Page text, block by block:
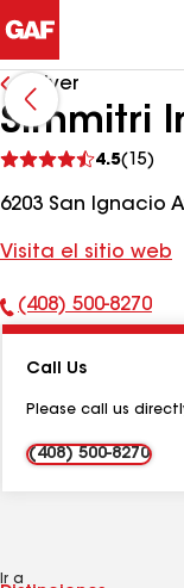
Volver
Simmitri
4.5(15)
comentarios
6203 San Ignacio
Visita el sitio web
Número
teléfono:
(408) 500-8270
Call Us
Please call us
(408) 500-8270
Ir a